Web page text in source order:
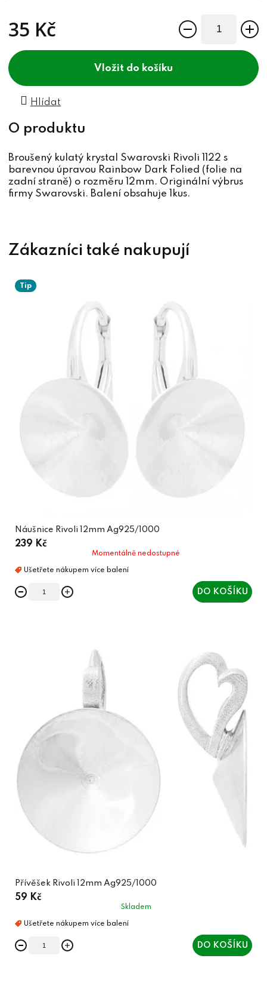
35 Kč
do košíku
Hlídat
Broušený kulatý krystal Swarovski Rivoli 1122 s
barevnou úpravou Rainbow Dark Folied (folie na
zadní straně) o rozměru 12mm. Originální výbrus
firmy Swarovski. Balení obsahuje 1kus.
Tip
Náušnice Rivoli 12mm Ag925/1000
239 Kč
Momentálně nedostupné
DO KOŠÍKU
Přívěšek Rivoli 12mm Ag925/1000
59 Kč
Skladem
DO KOŠÍKU